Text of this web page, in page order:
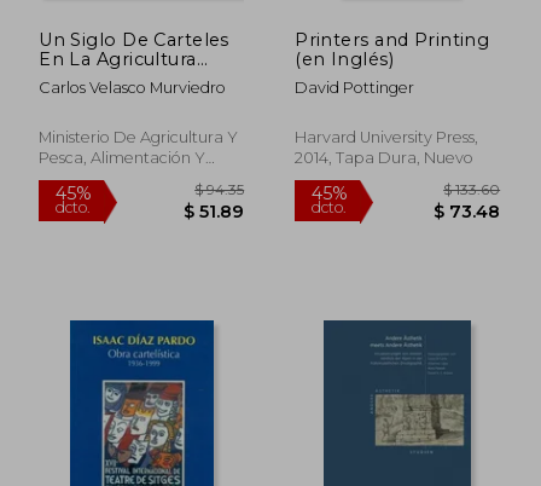
45%
dcto.
Un Siglo De Carteles
En La Agricultura
Española, 1870-1960
Carlos Velasco Murviedro
Ministerio De Agricultura Y
Pesca, Alimentación Y
Medio Ambiente.
Secretaría General
Técnica, Tapa Dura, Nuevo
Printers and Printing
(en Inglés)
David Pottinger
Harvard University Press,
2014, Tapa Dura, Nuevo